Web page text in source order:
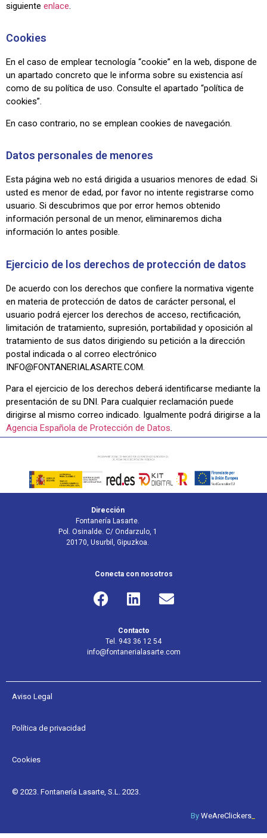
siguiente enlace.
Cookies
En el caso de emplear tecnología “cookie” en la web, dispone de
un apartado concreto que le informa sobre su existencia así
como de su política de uso. Consulte el apartado “política de
cookies”.
En caso contrario, no se emplean cookies de navegación.
Datos personales de menores
Esta página web no está dirigida a usuarios menores de edad. Si
usted es menor de edad, por favor no intente registrarse como
usuario. Si descubrimos que por error hemos obtenido
información personal de un menor, eliminaremos dicha
información lo antes posible.
Ejercicio de los derechos de protección de datos
De acuerdo con los derechos que confiere la normativa vigente
en materia de protección de datos de carácter personal, el
usuario podrá ejercer los derechos de acceso, rectificación,
limitación de tratamiento, supresión, portabilidad y oposición al
tratamiento de sus datos dirigiendo su petición a la dirección
postal indicada o al correo electrónico
INFO@FONTANERIALASARTE.COM.
Para el ejercicio de los derechos deberá identificarse mediante la
presentación de su DNI. Para cualquier reclamación puede
dirigirse al mismo correo indicado. Igualmente podrá dirigirse a la
Agencia Española de Protección de Datos.
Dirección
Fontanería Lasarte.
Pol. Osinalde. C/ Ondarzulo, 1
20170, Usurbil, Gipuzkoa.
Conecta con nosotros
Contacto
Tel. 943 36 12 54
info@fontanerialasarte.com
Aviso Legal
Política de privacidad
Cookies
© 2023. Fontanería Lasarte, S.L. 2023.
By WeAreClickers